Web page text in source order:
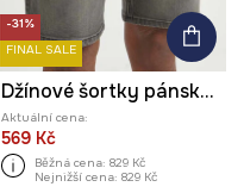
-31%
FINAL SALE
Džínové šortky pánské sepraný denim černá barva
Aktuální cena:
569 Kč
Běžná cena: 829 Kč
Nejnižší cena: 829 Kč